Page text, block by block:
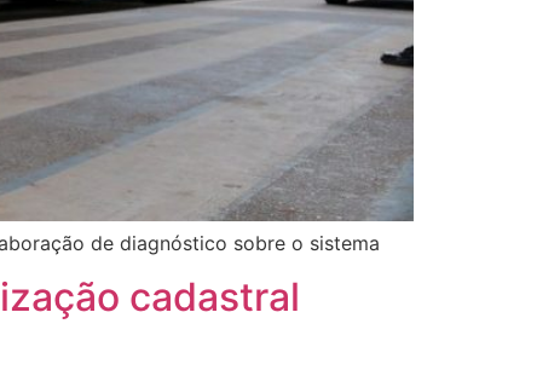
de diagnóstico sobre o sistema
cadastral